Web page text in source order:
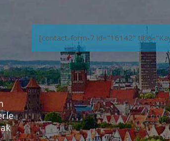
[contact-form-7 id="16142"